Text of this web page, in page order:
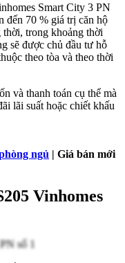
Smart City 3 PN
đến 70 % giá trị căn hộ
trong khoảng thời
sẽ được chủ đầu tư hỗ
theo tòa và theo thời
và thanh toán cụ thể mà
lãi suất hoặc chiết khấu
ngủ | Giá bán mới
Vinhomes